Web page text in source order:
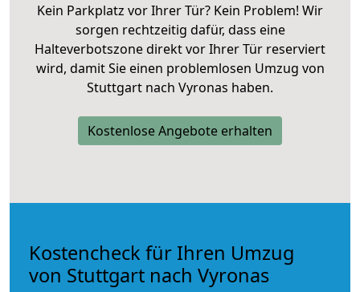
Kein Parkplatz vor Ihrer Tür? Kein Problem! Wir
sorgen rechtzeitig dafür, dass eine
Halteverbotszone direkt vor Ihrer Tür reserviert
wird, damit Sie einen problemlosen Umzug von
Stuttgart nach Vyronas haben.
Kostenlose Angebote erhalten
Kostencheck für Ihren Umzug
von Stuttgart nach Vyronas